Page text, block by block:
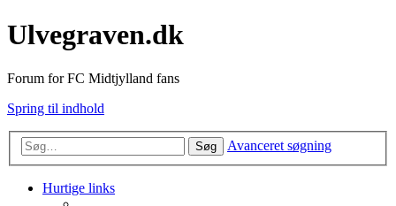
Ulvegraven.dk
Forum for FC Midtjylland fans
Spring til indhold
Søg Avanceret søgning
Hurtige links